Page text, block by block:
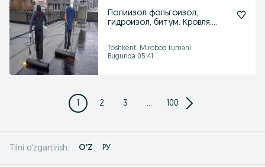
Полиизол фольгоизол,
гидроизол, битум. Кровля,
Toshkent, Mirobod tumani
Bugunda 05:41
1 2 3 ... 100
Tilni o'zgartirish: O'Z РУ